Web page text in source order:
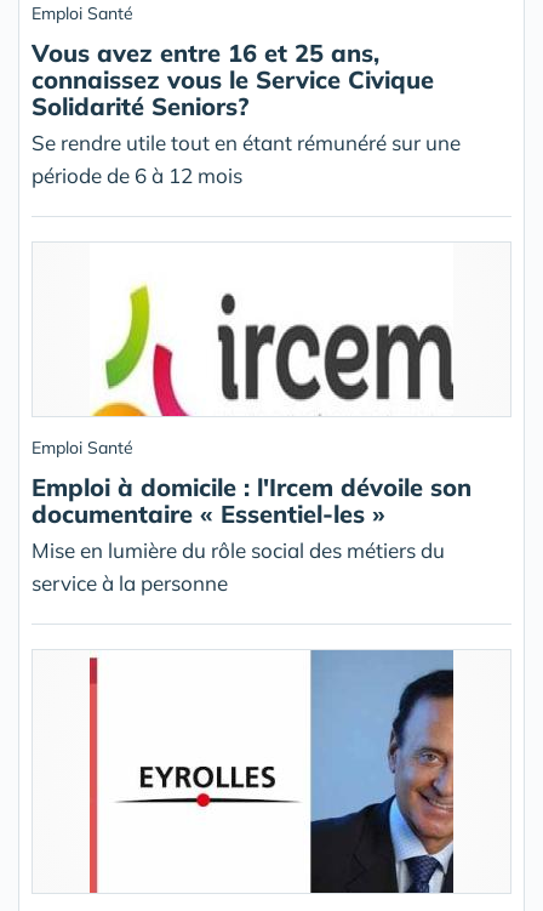
Emploi Santé
Vous avez entre 16 et 25 ans,
connaissez vous le Service Civique
Solidarité Seniors?
Se rendre utile tout en étant rémunéré sur une
période de 6 à 12 mois
Emploi Santé
Emploi à domicile : l'Ircem dévoile son
documentaire « Essentiel-les »
Mise en lumière du rôle social des métiers du
service à la personne